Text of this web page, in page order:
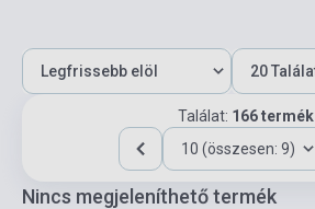
Találat: 166 termék
10 (összesen: 9)
Nincs megjeleníthető termék